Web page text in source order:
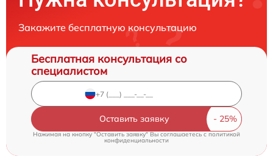
Закажите бесплатную консультацию
Бесплатная консультация со
специалистом
Оставить заявку
Нажимая на кнопку "Оставить заявку" Вы соглашаетесь c политикой
конфиденциальности